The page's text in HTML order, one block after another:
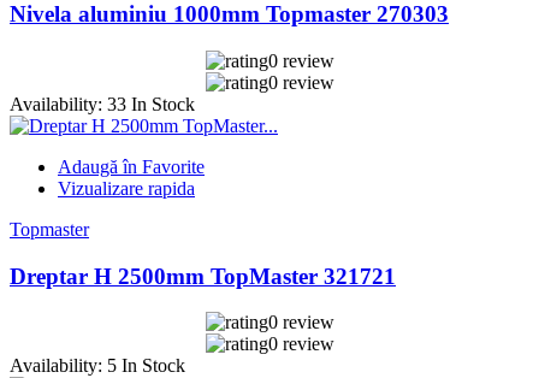
Nivela aluminiu 1000mm Topmaster 270303
0 review
0 review
Availability: 33 In Stock
Adaugă în Favorite
Vizualizare rapida
Topmaster
Dreptar H 2500mm TopMaster 321721
0 review
0 review
Availability: 5 In Stock